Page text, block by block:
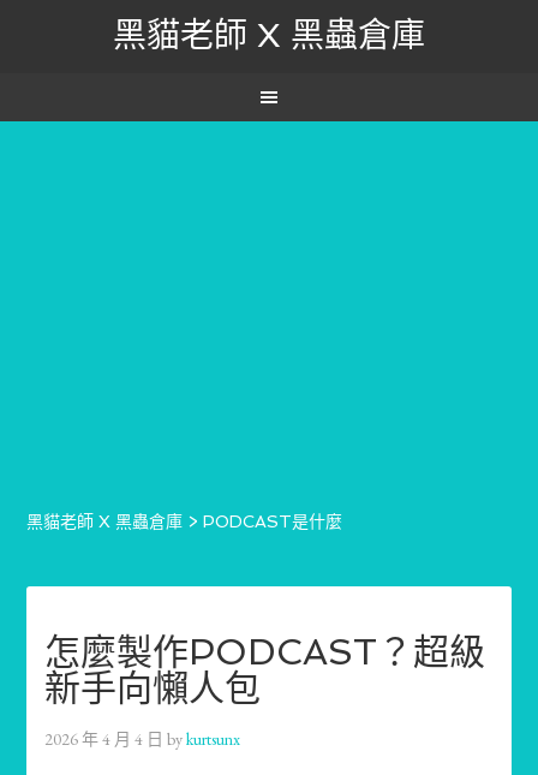
黑貓老師 X 黑蟲倉庫
黑貓老師 X 黑蟲倉庫 >PODCAST是什麼
怎麼製作PODCAST？超級
新手向懶人包
2026 年 4 月 4 日 bykurtsunx